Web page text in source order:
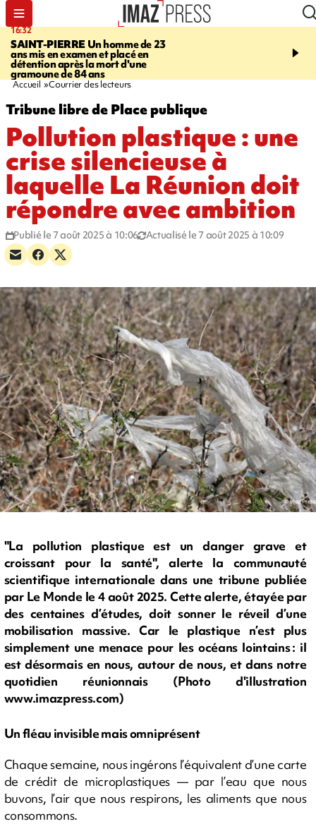
16:32
SAINT-PIERREUn homme de 23
ans mis en examen et placé en
détention après la mort d'une
gramoune de 84 ans
21:08
et Turquie scellent un
Accueil Courrier des lecteurs
Tribune libre de Place publique
Pollution plastique : une
crise silencieuse à
laquelle La Réunion doit
répondre avec ambition
Publié le 7 août 2025 à 10:06 Actualisé le 7 août 2025 à 10:09
"La pollution plastique est un danger grave et
croissant pour la santé", alerte la communauté
scientifique internationale dans une tribune publiée
par Le Monde le 4 août 2025. Cette alerte, étayée par
des centaines d’études, doit sonner le réveil d’une
mobilisation massive. Car le plastique n’est plus
simplement une menace pour les océans lointains : il
est désormais en nous, autour de nous, et dans notre
quotidien réunionnais (Photo d'illustration
www.imazpress.com)
Un fléau invisible mais omniprésent
Chaque semaine, nous ingérons l’équivalent d’une carte
de crédit de microplastiques — par l’eau que nous
buvons, l’air que nous respirons, les aliments que nous
consommons.